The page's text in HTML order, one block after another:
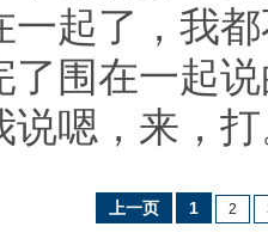
一起了，我
了围在一起
说嗯，来，
上一页 1 2